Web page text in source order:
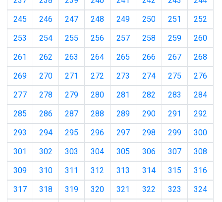
245
246 247 248 249 250 251
252
253
254 255 256 257 258 259
260
261
262 263 264 265 266 267
268
269
270 271 272 273 274 275
276
277
278 279 280 281 282 283
284
285
286 287 288 289 290 291
292
293
294 295 296 297 298 299
300
301
302 303 304 305 306 307
308
309
310 311 312 313 314 315
316
317
318 319 320 321 322 323
324